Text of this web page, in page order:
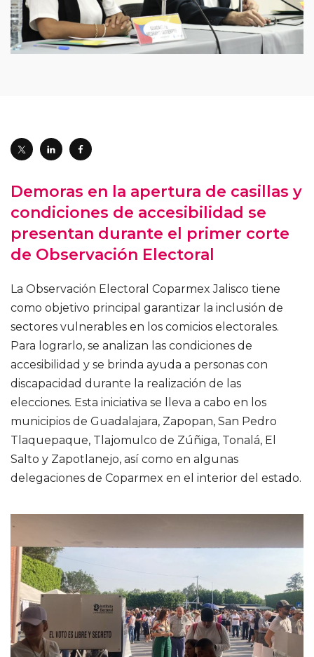
Demoras en la apertura de casillas y
condiciones de accesibilidad se
presentan durante el primer corte
de Observación Electoral
La Observación Electoral Coparmex Jalisco tiene
como objetivo principal garantizar la inclusión de
sectores vulnerables en los comicios electorales.
Para lograrlo, se analizan las condiciones de
accesibilidad y se brinda ayuda a personas con
discapacidad durante la realización de las
elecciones. Esta iniciativa se lleva a cabo en los
municipios de Guadalajara, Zapopan, San Pedro
Tlaquepaque, Tlajomulco de Zúñiga, Tonalá, El
Salto y Zapotlanejo, así como en algunas
delegaciones de Coparmex en el interior del estado.